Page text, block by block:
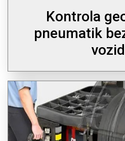
Kontrola
pneumatik